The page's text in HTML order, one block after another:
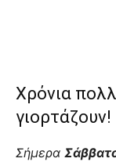
Χρόνια
γιορτάζουν!
Σήμερα